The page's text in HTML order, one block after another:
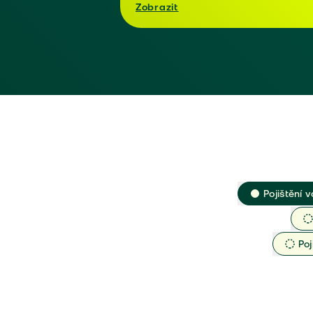
Zobrazit
Pojištění